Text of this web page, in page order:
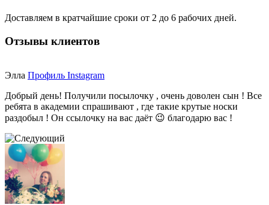
Доставляем в кратчайшие сроки от 2 до 6 рабочих дней.
Отзывы клиентов
Элла Профиль Instagram
Добрый день! Получили посылочку , очень доволен сын ! Все
ребята в академии спрашивают , где такие крутые носки
раздобыл ! Он ссылочку на вас даёт 😉 благодарю вас !